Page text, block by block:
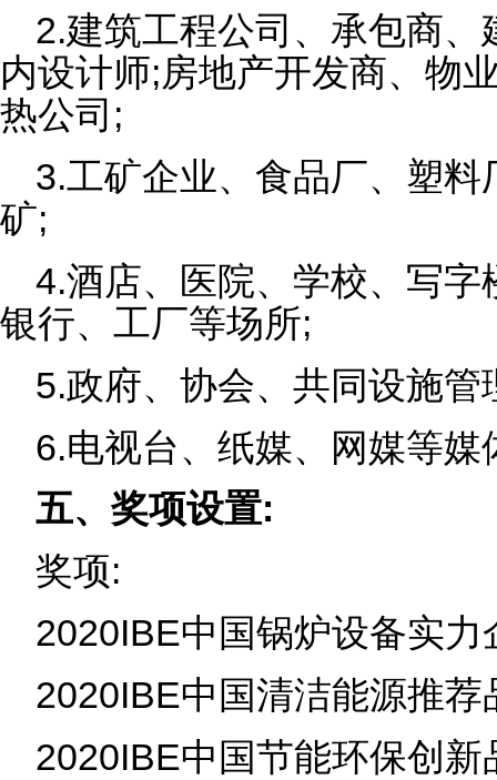
2.建筑工程公司、承包商
内设计师;房地产开发商、物
热公司;
3.工矿企业、食品厂、塑
矿;
4.酒店、医院、学校、写
银行、工厂等场所;
5.政府、协会、共同设施管
6.电视台、纸媒、网媒等
五、奖项设置:
奖项:
2020IBE中国锅炉设备实力
2020IBE中国清洁能源推荐
2020IBE中国节能环保创新